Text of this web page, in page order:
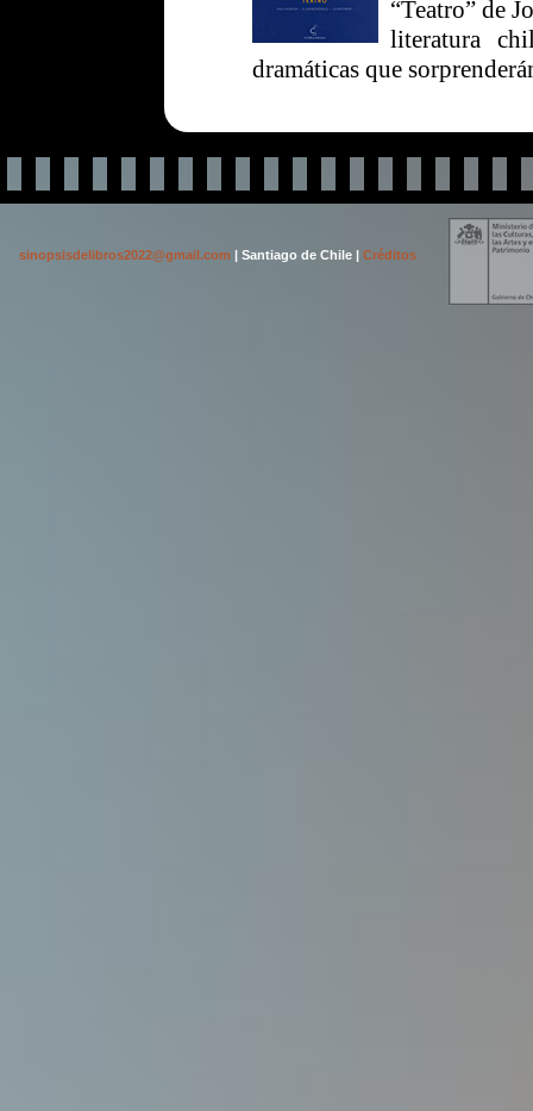
“Teatro” de
literatura
dramáticas que
sinopsisdelibros2022@gmail.com | Santiago de Chile | Créditos